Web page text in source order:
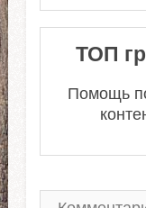
ТОП
Помощь